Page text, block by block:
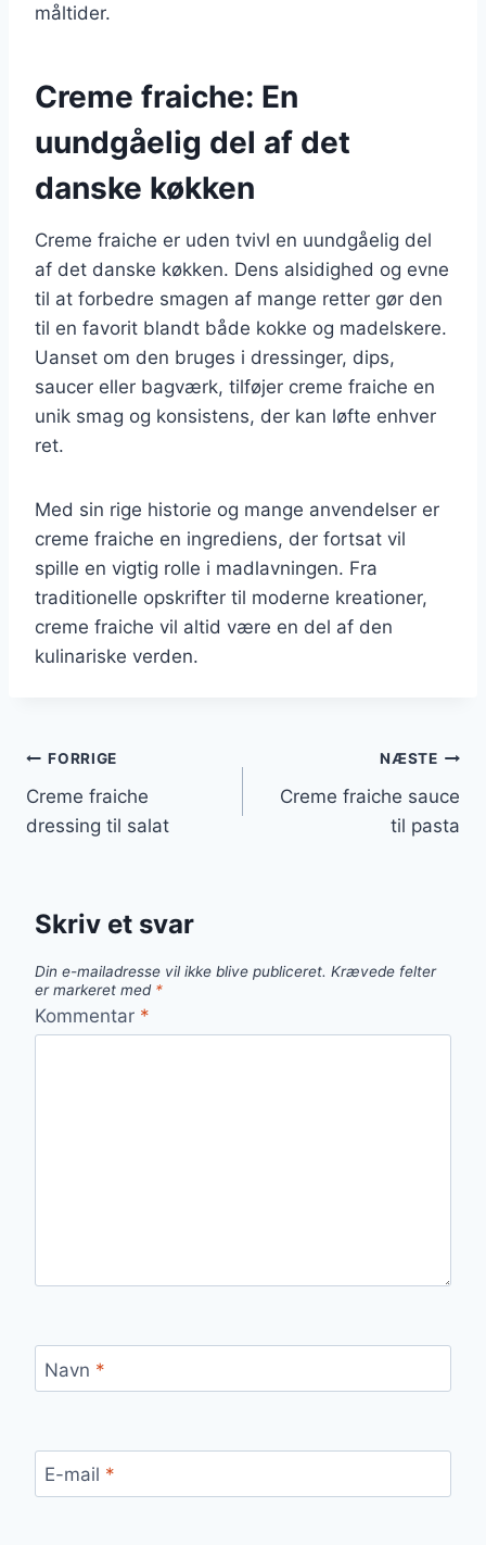
måltider.
Creme fraiche: En
uundgåelig del af det
danske køkken
Creme fraiche er uden tvivl en uundgåelig del
af det danske køkken. Dens alsidighed og evne
til at forbedre smagen af mange retter gør den
til en favorit blandt både kokke og madelskere.
Uanset om den bruges i dressinger, dips,
saucer eller bagværk, tilføjer creme fraiche en
unik smag og konsistens, der kan løfte enhver
ret.
Med sin rige historie og mange anvendelser er
creme fraiche en ingrediens, der fortsat vil
spille en vigtig rolle i madlavningen. Fra
traditionelle opskrifter til moderne kreationer,
creme fraiche vil altid være en del af den
kulinariske verden.
Indlægsnavigation
FORRIGE
Creme fraiche
dressing til salat
NÆSTE
Creme fraiche sauce
til pasta
Skriv et svar
Din e-mailadresse vil ikke blive publiceret. Krævede felter
er markeret med *
Kommentar *
Navn *
E-mail *